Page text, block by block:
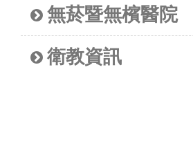
無菸暨無檳醫院
衛教資訊